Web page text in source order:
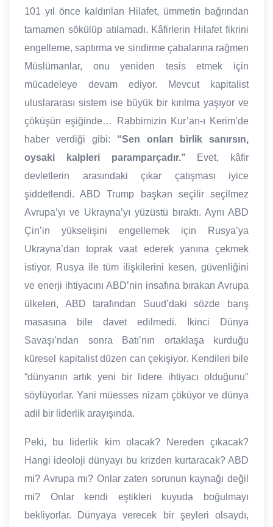
101 yıl önce kaldırılan Hilafet, ümmetin bağrından
tamamen sökülüp atılamadı. Kâfirlerin Hilafet fikrini
engelleme, saptırma ve sindirme çabalarına rağmen
Müslümanlar, onu yeniden tesis etmek için
mücadeleye devam ediyor. Mevcut kapitalist
uluslararası sistem ise büyük bir kırılma yaşıyor ve
çöküşün eşiğinde… Rabbimizin Kur’an-ı Kerim’de
haber verdiği gibi: “Sen onları birlik sanırsın,
oysaki kalpleri paramparçadır.” Evet, kâfir
devletlerin arasındaki çıkar çatışması iyice
şiddetlendi. ABD Trump başkan seçilir seçilmez
Avrupa’yı ve Ukrayna’yı yüzüstü bıraktı. Aynı ABD
Çin’in yükselişini engellemek için Rusya’ya
Ukrayna’dan toprak vaat ederek yanına çekmek
istiyor. Rusya ile tüm ilişkilerini kesen, güvenliğini
ve enerji ihtiyacını ABD’nin insafına bırakan Avrupa
ülkeleri, ABD tarafından Suud’daki sözde barış
masasına bile davet edilmedi. İkinci Dünya
Savaşı’ndan sonra Batı’nın ortaklaşa kurduğu
küresel kapitalist düzen can çekişiyor. Kendileri bile
“dünyanın artık yeni bir lidere ihtiyacı olduğunu"
söylüyorlar. Yani müesses nizam çöküyor ve dünya
adil bir liderlik arayışında.
Peki, bu liderlik kim olacak? Nereden çıkacak?
Hangi ideoloji dünyayı bu krizden kurtaracak? ABD
mi? Avrupa mı? Onlar zaten sorunun kaynağı değil
mi? Onlar kendi eştikleri kuyuda boğulmayı
bekliyorlar. Dünyaya verecek bir şeyleri olsaydı,